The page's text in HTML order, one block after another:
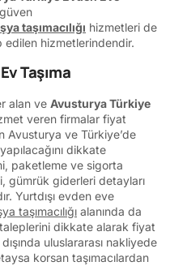
taşımacılığı hizmetleri de
edilen hizmetlerindendir.
Taşıma
alan ve Avusturya Türkiye
veren firmalar fiyat
Avusturya ve Türkiye’de
dikkate
paketleme ve sigorta
gümrük giderleri detayları
Yurtdışı evden eve
taşımacılığı alanında da
dikkate alarak fiyat
uluslararası nakliyede
korsan taşımacılardan